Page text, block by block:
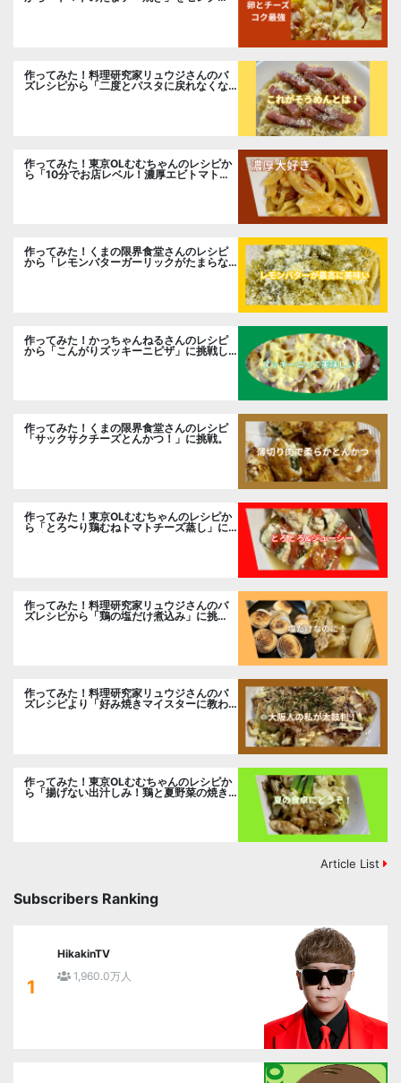
作ってみた！料理研究家リュウジさんのバ
ズレシピから「二度とパスタに戻れなくな
作ってみた！東京OLむむちゃんのレシピか
ら「10分でお店レベル！濃厚エビトマトク
リームパスタ」に挑戦
作ってみた！くまの限界食堂さんのレシピ
から「レモンバターガーリックがたまらな
作ってみた！かっちゃんねるさんのレシピ
から「こんがりズッキーニピザ」に挑戦し
作ってみた！くまの限界食堂さんのレシピ
「サックサクチーズとんかつ！」に挑戦。
作ってみた！東京OLむむちゃんのレシピか
ら「とろ〜り鶏むねトマトチーズ蒸し」に
作ってみた！料理研究家リュウジさんのバ
ズレシピから「鶏の塩だけ煮込み」に挑
戦。
作ってみた！料理研究家リュウジさんのバ
ズレシピより「好み焼きマイスターに教わ
作ってみた！東京OLむむちゃんのレシピか
ら「揚げない出汁しみ！鶏と夏野菜の焼き
Article List
Subscribers Ranking
1
HikakinTV
1,960.0万人